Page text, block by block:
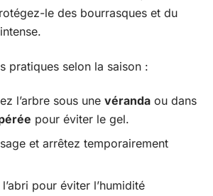
le des bourrasques et du
pratiques selon la saison :
l’arbre sous une véranda ou dans
pour éviter le gel.
et arrêtez temporairement
pour éviter l’humidité